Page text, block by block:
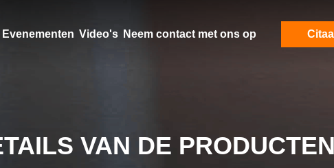
Evenementen Video's Neem contact met ons op
VAN DE PRODUCTEN